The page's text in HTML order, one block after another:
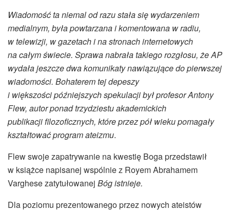
Wiadomość ta niemal od razu stała się wydarzeniem
medialnym, była powtarzana i komentowana w radiu,
w telewizji, w gazetach i na stronach internetowych
na całym świecie. Sprawa nabrała takiego rozgłosu, że AP
wydała jeszcze dwa komunikaty nawiązujące do pierwszej
wiadomości. Bohaterem tej depeszy
i większości późniejszych spekulacji był profesor Antony
Flew, autor ponad trzydziestu akademickich
publikacji filozoficznych, które przez pół wieku pomagały
kształtować program ateizmu.
Flew swoje zapatrywanie na kwestię Boga przedstawił
w książce napisanej wspólnie z Royem Abrahamem
Varghese zatytułowanej Bóg istnieje.
Dla poziomu prezentowanego przez nowych ateistów